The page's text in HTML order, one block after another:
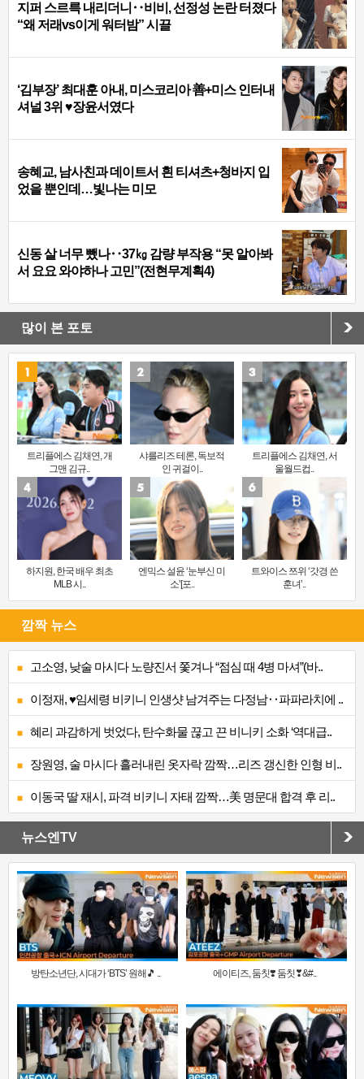
지퍼 스르륵 내리더니‥비비, 선정성 논란 터졌다
“왜 저래vs이게 워터밤” 시끌
‘김부장’ 최대훈 아내, 미스코리아 善+미스 인터내
셔널 3위 ♥장윤서였다
송혜교, 남사친과 데이트서 흰 티셔츠+청바지 입
었을 뿐인데…빛나는 미모
신동 살 너무 뺐나‥37㎏ 감량 부작용 “못 알아봐
서 요요 와야하나 고민”(전현무계획4)
많이 본 포토
트리플에스 김채연, 개
그맨 김규..
샤를리즈 테론, 독보적
인 귀걸이..
트리플에스 김채연, 서
울월드컵..
하지원, 한국 배우 최초
MLB 시..
엔믹스 설윤 ‘눈부신 미
소’[포..
트와이스 쯔위 ‘갓경 쓴
훈녀’..
깜짝 뉴스
고소영, 낮술 마시다 노량진서 쫓겨나 “점심 때 4병 마셔”(바..
이정재, ♥임세령 비키니 인생샷 남겨주는 다정남‥파파라치에 ..
혜리 과감하게 벗었다, 탄수화물 끊고 끈 비니키 소화 ‘역대급..
장원영, 술 마시다 흘러내린 옷자락 깜짝…리즈 갱신한 인형 비..
이동국 딸 재시, 파격 비키니 자태 깜짝…美 명문대 합격 후 리..
뉴스엔TV
방탄소년단, 시대가 ‘BTS’ 원해🎵 .. 에이티즈, 둠칫❣️ 둠칫❣&#..